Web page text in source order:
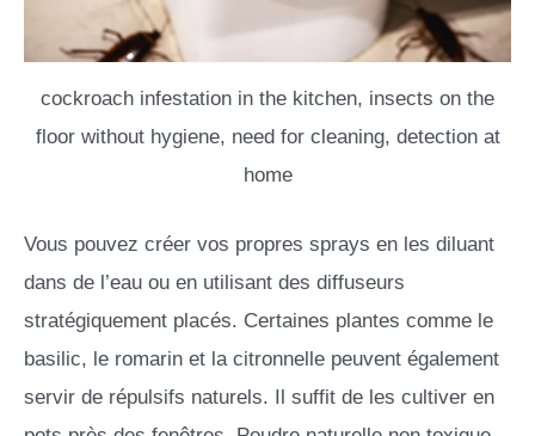
cockroach infestation in the kitchen, insects on the
floor without hygiene, need for cleaning, detection at
home
Vous pouvez créer vos propres sprays en les diluant
dans de l’eau ou en utilisant des diffuseurs
stratégiquement placés. Certaines plantes comme le
basilic, le romarin et la citronnelle peuvent également
servir de répulsifs naturels. Il suffit de les cultiver en